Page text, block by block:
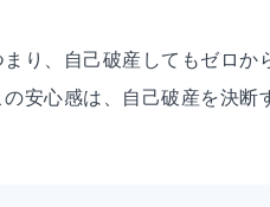
まり、自己破産してもゼロか
の安心感は、自己破産を決断